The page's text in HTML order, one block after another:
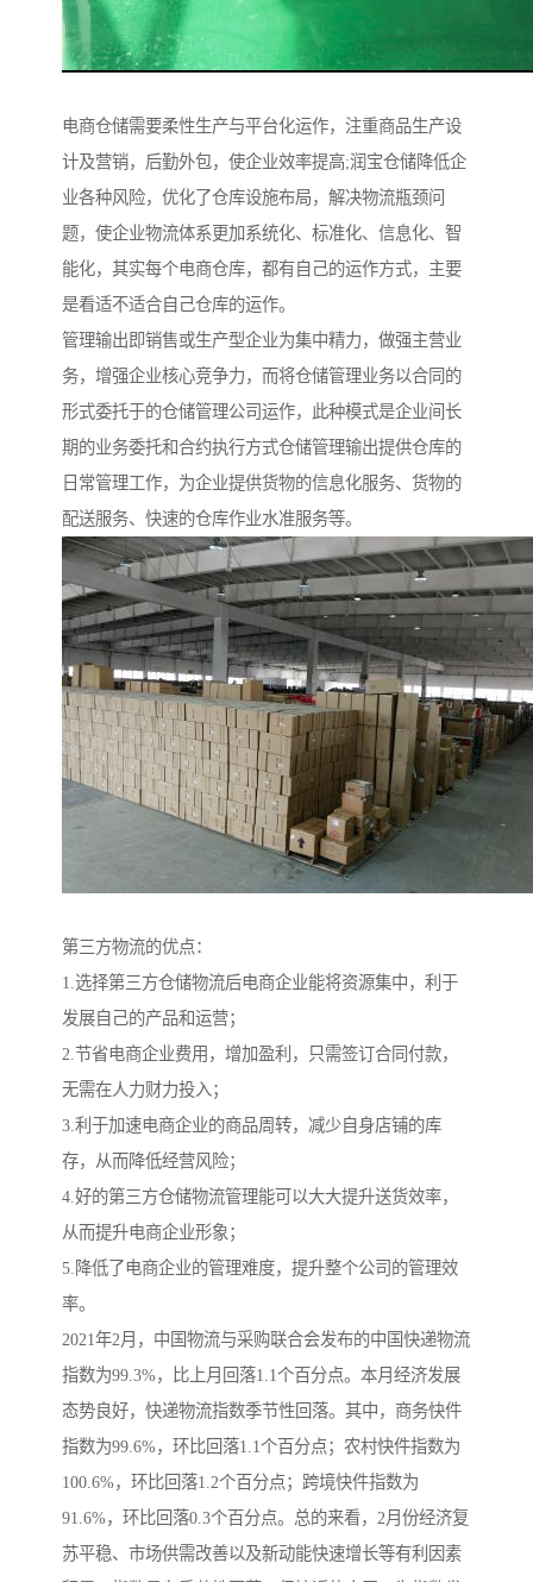
电商仓储需要柔性生产与平台化运作，注重商品生产设
计及营销，后勤外包，使企业效率提高;润宝仓储降低企
业各种风险，优化了仓库设施布局，解决物流瓶颈问
题，使企业物流体系更加系统化、标准化、信息化、智
能化，其实每个电商仓库，都有自己的运作方式，主要
是看适不适合自己仓库的运作。
管理输出即销售或生产型企业为集中精力，做强主营业
务，增强企业核心竞争力，而将仓储管理业务以合同的
形式委托于的仓储管理公司运作，此种模式是企业间长
期的业务委托和合约执行方式仓储管理输出提供仓库的
日常管理工作，为企业提供货物的信息化服务、货物的
配送服务、快速的仓库作业水准服务等。
第三方物流的优点：
1.选择第三方仓储物流后电商企业能将资源集中，利于
发展自己的产品和运营；
2.节省电商企业费用，增加盈利，只需签订合同付款，
无需在人力财力投入；
3.利于加速电商企业的商品周转，减少自身店铺的库
存，从而降低经营风险；
4.好的第三方仓储物流管理能可以大大提升送货效率，
从而提升电商企业形象；
5.降低了电商企业的管理难度，提升整个公司的管理效
率。
2021年2月，中国物流与采购联合会发布的中国快递物流
指数为99.3%，比上月回落1.1个百分点。本月经济发展
态势良好，快递物流指数季节性回落。其中，商务快件
指数为99.6%，环比回落1.1个百分点；农村快件指数为
100.6%，环比回落1.2个百分点；跨境快件指数为
91.6%，环比回落0.3个百分点。总的来看，2月份经济复
苏平稳、市场供需改善以及新动能快速增长等有利因素